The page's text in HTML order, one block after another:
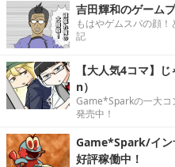
吉田輝和のゲーム
もはやゲムスパの顔
記
【大人気4コマ】
n）
Game*Sparkの一大コ
発売中！
Game*Spark/イン
好評稼働中！